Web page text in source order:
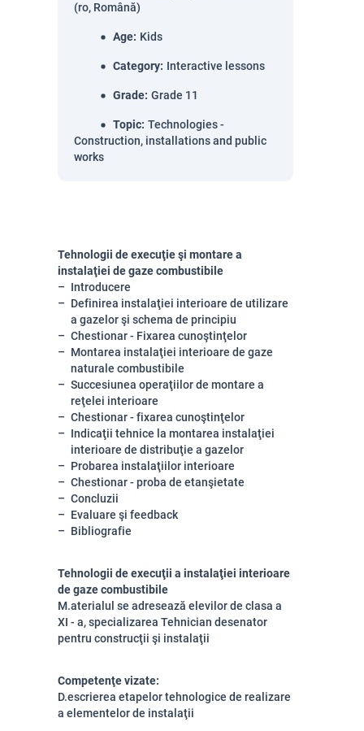
(ro, Română)
Age: Kids
Category: Interactive lessons
Grade: Grade 11
Topic: Technologies -
Construction, installations and public
works
Tehnologii de execuţie şi montare a
instalaţiei de gaze combustibile
Introducere
Definirea instalaţiei interioare de utilizare
a gazelor şi schema de principiu
Chestionar - Fixarea cunoştinţelor
Montarea instalaţiei interioare de gaze
naturale combustibile
Succesiunea operaţiilor de montare a
reţelei interioare
Chestionar - fixarea cunoştinţelor
Indicaţii tehnice la montarea instalaţiei
interioare de distribuţie a gazelor
Probarea instalaţiilor interioare
Chestionar - proba de etanşietate
Concluzii
Evaluare şi feedback
Bibliografie
Tehnologii de execuţii a instalaţiei interioare
de gaze combustibile
M.aterialul se adresează elevilor de clasa a
XI - a, specializarea Tehnician desenator
pentru construcţii şi instalaţii
Competenţe vizate:
D.escrierea etapelor tehnologice de realizare
a elementelor de instalaţii